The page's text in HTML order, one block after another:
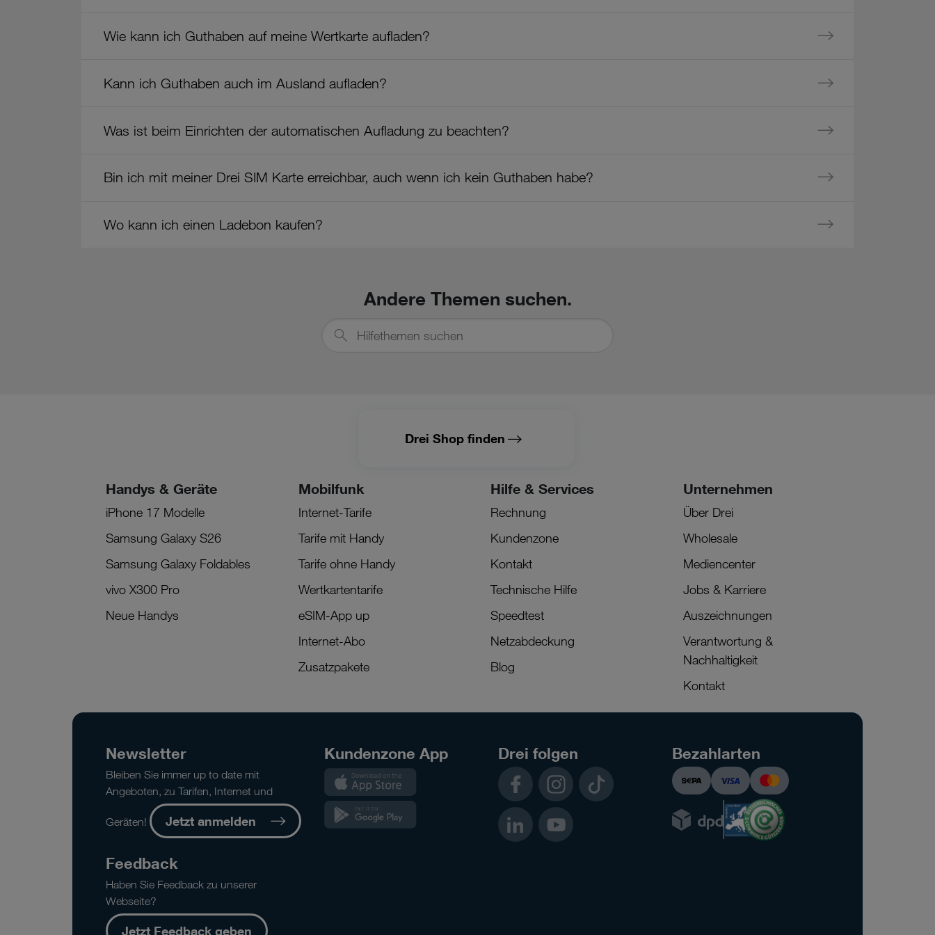
Wie kann ich Guthaben auf meine Wertkarte aufladen?
Kann ich Guthaben auch im Ausland aufladen?
Was ist beim Einrichten der automatischen Aufladung zu beachten?
Bin ich mit meiner Drei SIM Karte erreichbar, auch wenn ich kein Guthaben habe?
Wo kann ich einen Ladebon kaufen?
Andere Themen suchen.
suchen
Drei Shop finden
Handys & Geräte
iPhone 17 Modelle
Samsung Galaxy S26
Samsung Galaxy Foldables
vivo X300 Pro
Neue Handys
Mobilfunk
Internet-Tarife
Tarife mit Handy
Tarife ohne Handy
Wertkartentarife
eSIM-App up
Internet-Abo
Zusatzpakete
Hilfe & Services
Rechnung
Kundenzone
Kontakt
Technische Hilfe
Speedtest
Netzabdeckung
Blog
Unternehmen
Über Drei
Wholesale
Mediencenter
Jobs & Karriere
Auszeichnungen
Verantwortung &
Nachhaltigkeit
Kontakt
Newsletter
Bleiben Sie immer up to date mit
Angeboten, zu Tarifen, Internet und
Geräten! Jetzt anmelden
Feedback
Haben Sie Feedback zu unserer
Webseite?
Jetzt Feedback geben
Kundenzone App Drei folgen
InstagramTikTok
YouTube
Bezahlarten